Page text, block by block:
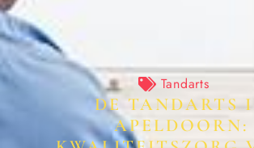
Tandarts
DE TANDARTS
APELDOORN: